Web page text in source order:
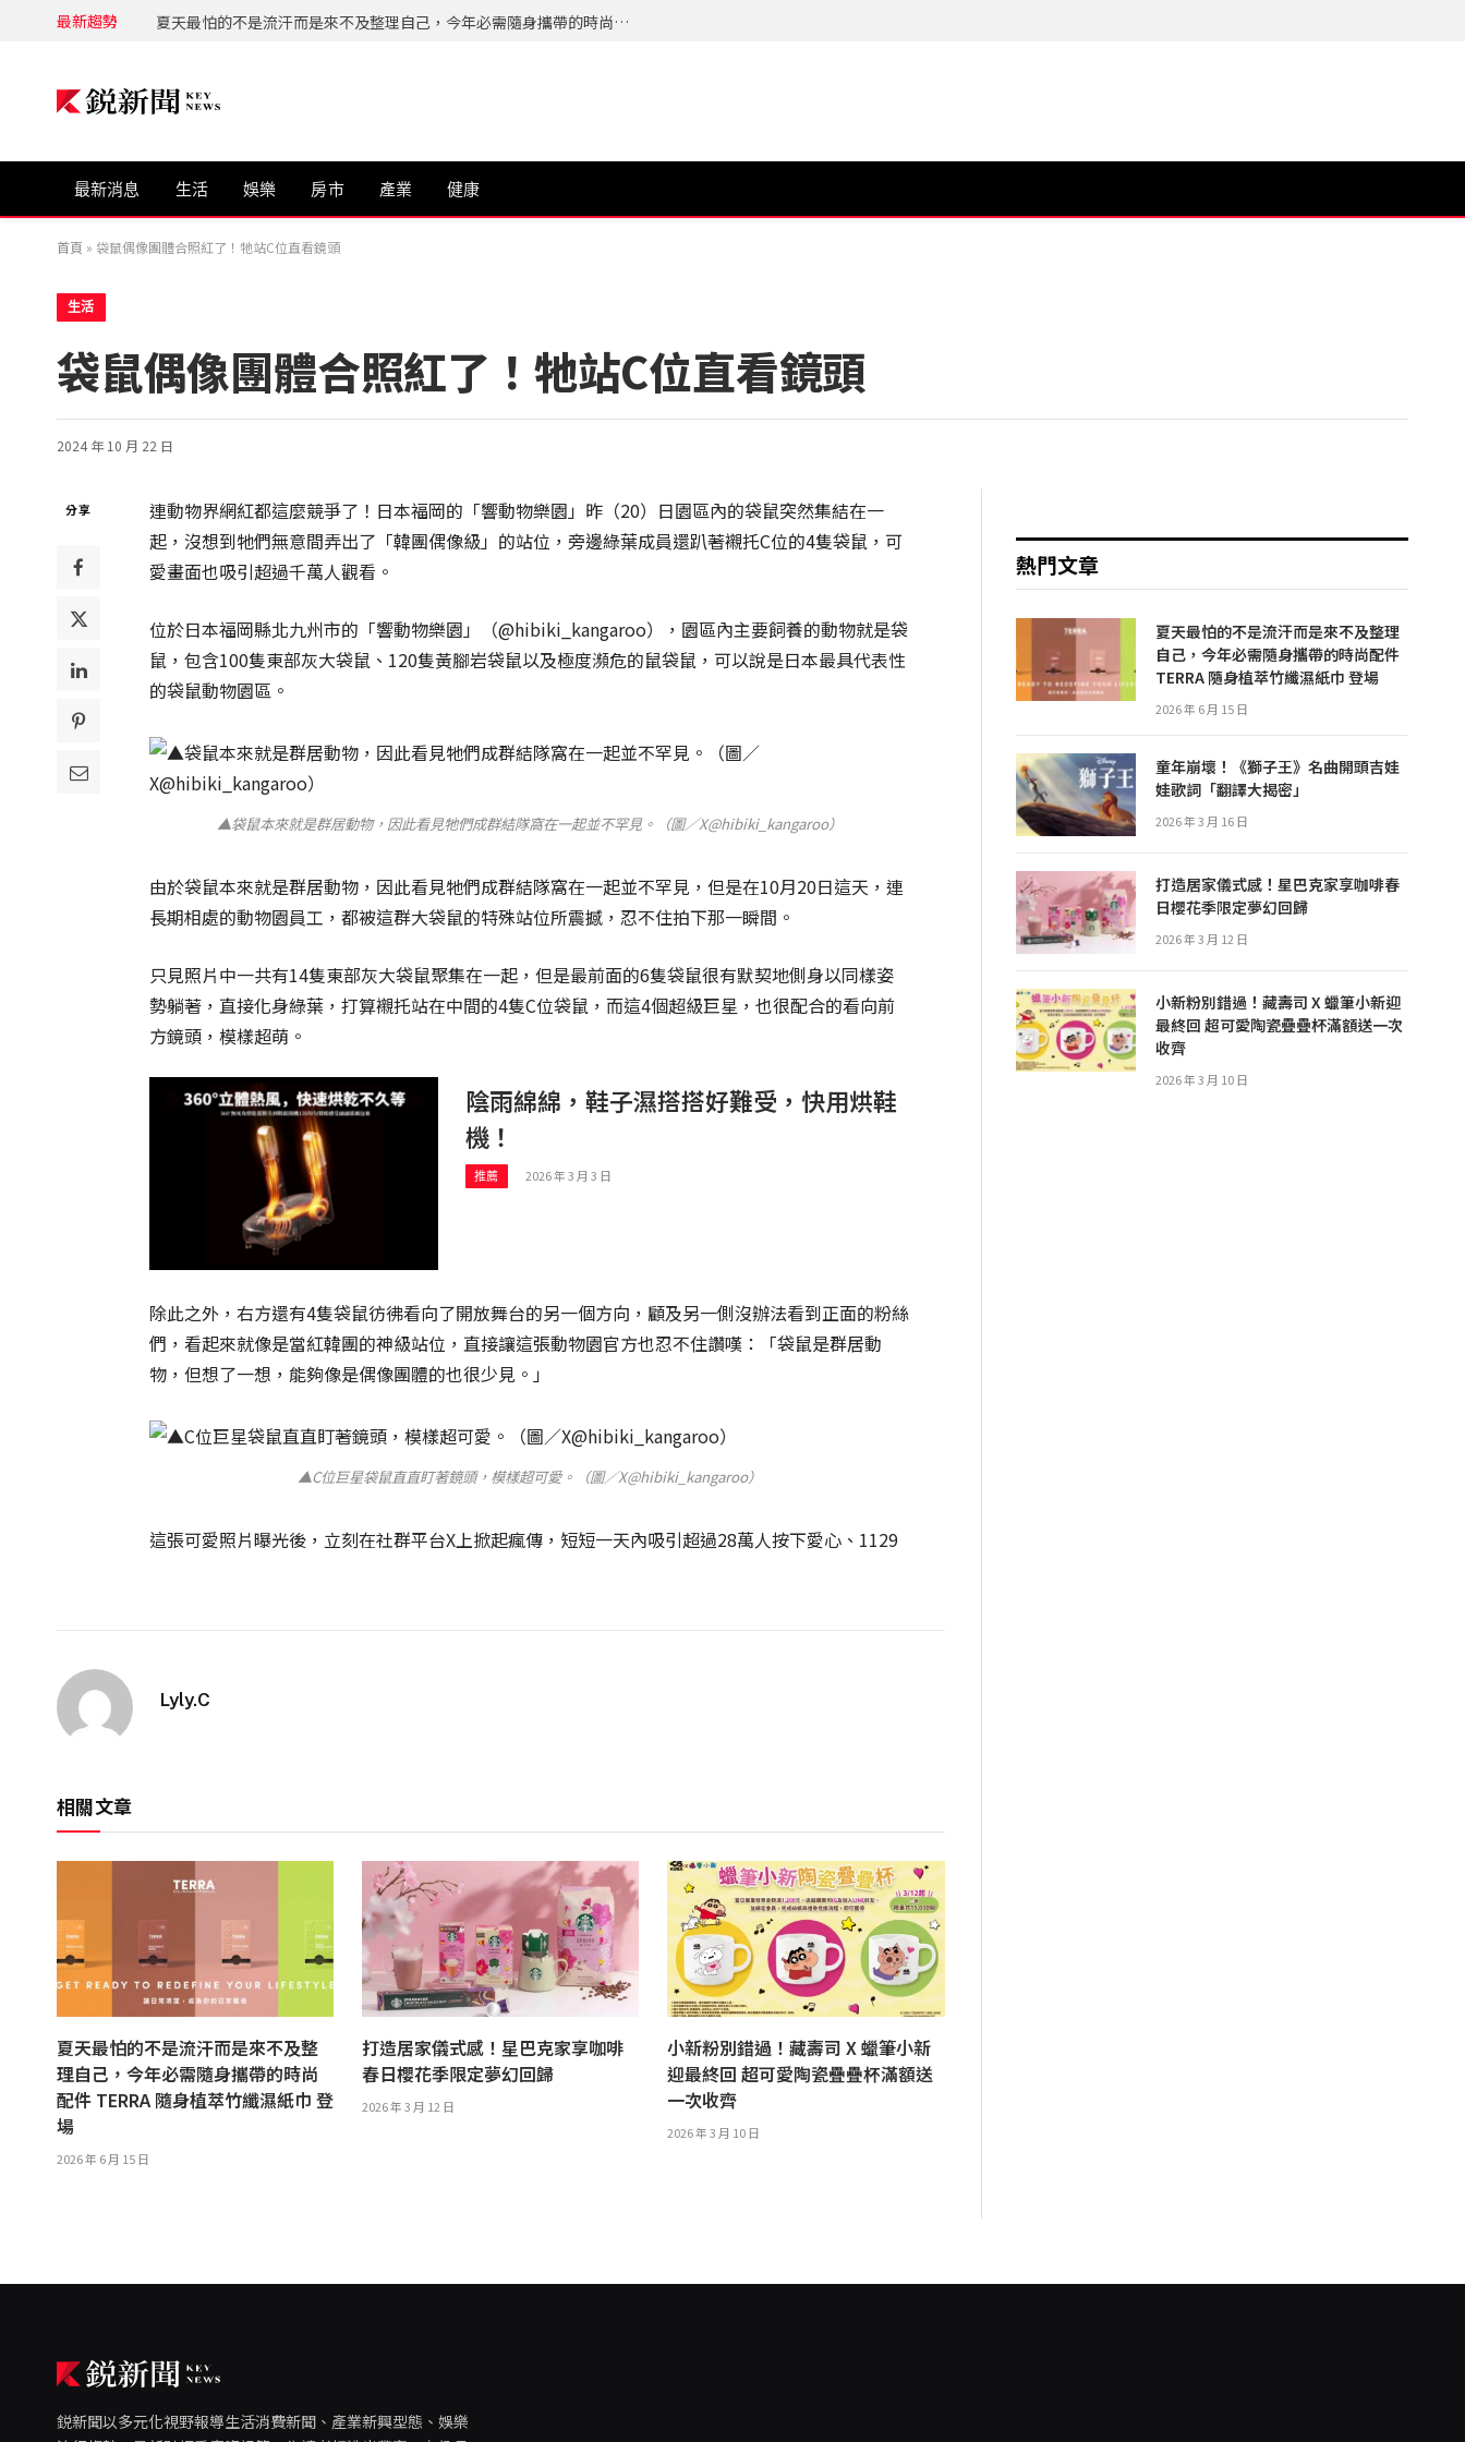
最新趨勢 夏天最怕的不是流汗而是來不及整理自己，今年必需隨身攜帶的時尚配件 TERRA 隨身植萃竹纖濕紙巾 登場
最新消息 生活 娛樂 房市 產業 健康
首頁 » 袋鼠偶像團體合照紅了！牠站C位直看鏡頭
生活
袋鼠偶像團體合照紅了！牠站C位直看鏡頭
2024 年 10 月 22 日
分享
連動物界網紅都這麼競爭了！日本福岡的「響動物樂園」昨（20）日園區內的袋鼠突然集結在一
起，沒想到牠們無意間弄出了「韓團偶像級」的站位，旁邊綠葉成員還趴著襯托C位的4隻袋鼠，可
愛畫面也吸引超過千萬人觀看。
位於日本福岡縣北九州市的「響動物樂園」（@hibiki_kangaroo），園區內主要飼養的動物就是袋
鼠，包含100隻東部灰大袋鼠、120隻黃腳岩袋鼠以及極度瀕危的鼠袋鼠，可以說是日本最具代表性
的袋鼠動物園區。
▲袋鼠本來就是群居動物，因此看見牠們成群結隊窩在一起並不罕見。（圖／X@hibiki_kangaroo）
由於袋鼠本來就是群居動物，因此看見牠們成群結隊窩在一起並不罕見，但是在10月20日這天，連
長期相處的動物園員工，都被這群大袋鼠的特殊站位所震撼，忍不住拍下那一瞬間。
只見照片中一共有14隻東部灰大袋鼠聚集在一起，但是最前面的6隻袋鼠很有默契地側身以同樣姿
勢躺著，直接化身綠葉，打算襯托站在中間的4隻C位袋鼠，而這4個超級巨星，也很配合的看向前
方鏡頭，模樣超萌。
陰雨綿綿，鞋子濕搭搭好難受，快用烘鞋
機！
推薦 2026 年 3 月 3 日
除此之外，右方還有4隻袋鼠彷彿看向了開放舞台的另一個方向，顧及另一側沒辦法看到正面的粉絲
們，看起來就像是當紅韓團的神級站位，直接讓這張動物園官方也忍不住讚嘆：「袋鼠是群居動
物，但想了一想，能夠像是偶像團體的也很少見。」
▲C位巨星袋鼠直直盯著鏡頭，模樣超可愛。（圖／X@hibiki_kangaroo）
這張可愛照片曝光後，立刻在社群平台X上掀起瘋傳，短短一天內吸引超過28萬人按下愛心、1129
Lyly.C
相關文章
夏天最怕的不是流汗而是來不及整
理自己，今年必需隨身攜帶的時尚
配件 TERRA 隨身植萃竹纖濕紙巾 登
場
2026 年 6 月 15 日
打造居家儀式感！星巴克家享咖啡
春日櫻花季限定夢幻回歸
2026 年 3 月 12 日
小新粉別錯過！藏壽司 X 蠟筆小新
迎最終回 超可愛陶瓷疊疊杯滿額送
一次收齊
2026 年 3 月 10 日
熱門文章
夏天最怕的不是流汗而是來不及整理
自己，今年必需隨身攜帶的時尚配件
TERRA 隨身植萃竹纖濕紙巾 登場
2026 年 6 月 15 日
童年崩壞！《獅子王》名曲開頭吉娃
娃歌詞「翻譯大揭密」
2026 年 3 月 16 日
打造居家儀式感！星巴克家享咖啡春
日櫻花季限定夢幻回歸
2026 年 3 月 12 日
小新粉別錯過！藏壽司 X 蠟筆小新迎
最終回 超可愛陶瓷疊疊杯滿額送一次
收齊
2026 年 3 月 10 日
鋭新聞以多元化視野報導生活消費新聞、產業新興型態、娛樂